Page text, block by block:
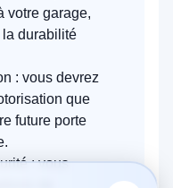
votre garage,
durabilité
: vous devrez
que
future porte
: vous